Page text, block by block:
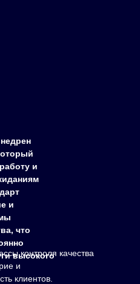
и
и
что
высокого
контроля качества
и
клиентов.